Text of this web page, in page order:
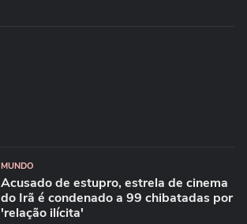
MUNDO
Acusado de estupro, estrela de cinema
do Irã é condenado a 99 chibatadas por
'relação ilícita'